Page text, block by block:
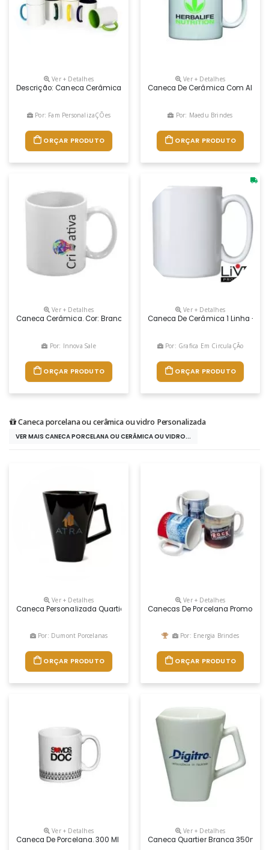
Ver + Detalhes
Descrição: Caneca Cerâmica De 330ml Branca, Ideal Para
Por: Fam PersonalizaÇÕes
ORÇAR PRODUTO
Ver + Detalhes
Caneca De Cerâmica Com Alça
Por: Maedu Brindes
ORÇAR PRODUTO
Ver + Detalhes
Caneca Cerâmica. Cor: Branco. Capacidade: 300ml.
Por: Innova Sale
ORÇAR PRODUTO
Ver + Detalhes
Caneca De Cerâmica 1 Linha -
Por: Grafica Em CirculaÇÃo
ORÇAR PRODUTO
Caneca porcelana ou cerâmica ou vidro Personalizada
VER MAIS CANECA PORCELANA OU CERÂMICA OU VIDRO...
Ver + Detalhes
Caneca Personalizada Quartier 350ml Preta
Por: Dumont Porcelanas
ORÇAR PRODUTO
Ver + Detalhes
Canecas De Porcelana
Por: Energia Brindes
ORÇAR PRODUTO
Ver + Detalhes
Caneca De Porcelana. 300 Ml
Ver + Detalhes
Caneca Quartier Branca 350ml